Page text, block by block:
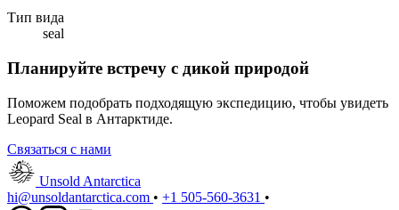
Тип вида
seal
Планируйте встречу с дикой природой
Поможем подобрать подходящую экспедицию, чтобы увидеть
Leopard Seal в Антарктиде.
Связаться с нами
Unsold Antarctica
hi@unsoldantarctica.com • +1 505-560-3631 •